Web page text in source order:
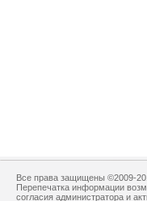
Все права защищены ©2009-
Перепечатка информации
согласия администратора и